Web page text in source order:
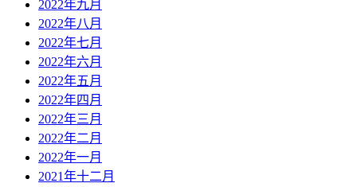
2022年九月
2022年八月
2022年七月
2022年六月
2022年五月
2022年四月
2022年三月
2022年二月
2022年一月
2021年十二月